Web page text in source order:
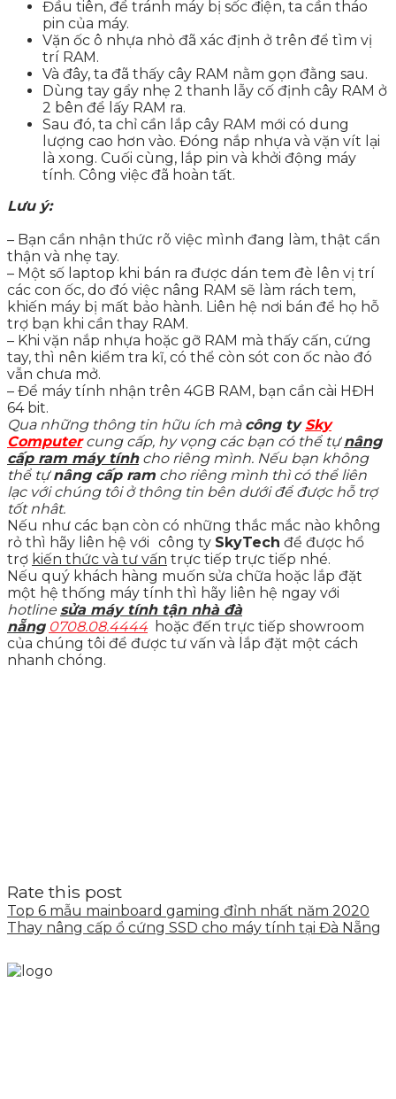
Đầu tiên, để tránh máy bị sốc điện, ta cần tháo
pin của máy.​
Vặn ốc ô nhựa nhỏ đã xác định ở trên để tìm vị
trí RAM.​
Và đây, ta đã thấy cây RAM nằm gọn đằng sau.
Dùng tay gẩy nhẹ 2 thanh lẫy cố định cây RAM ở
2 bên để lấy RAM ra.
Sau đó, ta chỉ cần lắp cây RAM mới có dung
lượng cao hơn vào. Đóng nắp nhựa và vặn vít lại
là xong. Cuối cùng, lắp pin và khởi động máy
tính. Công việc đã hoàn tất.​
Lưu ý:
– Bạn cần nhận thức rõ việc mình đang làm, thật cẩn
thận và nhẹ tay.​
– Một số laptop khi bán ra được dán tem đè lên vị trí
các con ốc, do đó việc nâng RAM sẽ làm rách tem,
khiến máy bị mất bảo hành. Liên hệ nơi bán để họ hỗ
trợ bạn khi cần thay RAM.​
– Khi vặn nắp nhựa hoặc gỡ RAM mà thấy cấn, cứng
tay, thì nên kiểm tra kĩ, có thể còn sót con ốc nào đó
vẫn chưa mở.​
– Để máy tính nhận trên 4GB RAM, bạn cần cài HĐH
64 bit.​
Qua những thông tin hữu ích mà công ty Sky
Computercung cấp, hy vọng các bạn có thể tựnâng
cấp ram máy tínhcho riêng mình. Nếu bạn không
thể tựnâng cấp ram cho riêng mình thì có thể liên
lạc với chúng tôi ở thông tin bên dưới để được hỗ trợ
tốt nhât.
Nếu như các bạn còn có những thắc mắc nào không
rỏ thì hãy liên hệ với công ty SkyTech để được hổ
trợ kiến thức và tư vấn trực tiếp trực tiếp nhé.
Nếu quý khách hàng muốn sửa chữa hoặc lắp đặt
một hệ thống máy tính thì hãy liên hệ ngay với
hotline sửa máy tính tận nhà đà
nẵng 0708.08.4444 hoặc đến trực tiếp showroom
của chúng tôi để được tư vấn và lắp đặt một cách
nhanh chóng.
Rate this post
Top 6 mẫu mainboard gaming đỉnh nhất năm 2020
Thay nâng cấp ổ cứng SSD cho máy tính tại Đà Nẵng